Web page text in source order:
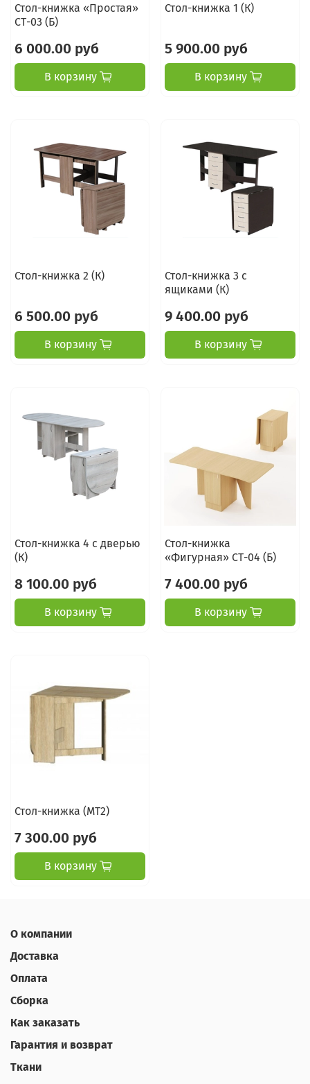
Стол-книжка «Простая»
СТ-03 (Б)
6 000.00 руб
В корзину
Стол-книжка 1 (К)
5 900.00 руб
В корзину
Стол-книжка 2 (К)
6 500.00 руб
В корзину
Стол-книжка 3 с
ящиками (К)
9 400.00 руб
В корзину
Стол-книжка 4 с дверью
(К)
8 100.00 руб
В корзину
Стол-книжка
«Фигурная» СТ-04 (Б)
7 400.00 руб
В корзину
Стол-книжка (МТ2)
7 300.00 руб
В корзину
О компании
Доставка
Оплата
Сборка
Как заказать
Гарантия и возврат
Ткани